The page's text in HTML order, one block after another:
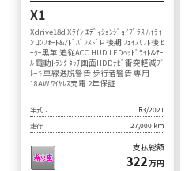
X1
Xdrive18d Xﾗｲﾝ ｴﾃﾞｨｼｮﾝｼﾞｮｲﾌﾟﾗｽ ﾊｲﾗｲ
ﾝ ｺﾝﾌｫｰﾄ&ｱﾄﾞﾊﾞﾝｽﾄﾞP 後期 ﾌｪｲｽﾘﾌﾄ後 ﾋ
ｰﾀｰ黒革 追従ACC HUD LEDﾍｯﾄﾞﾗｲﾄ&ﾃｰ
ﾙ 電動ﾄﾗﾝｸ ﾀｯﾁ画面HDDﾅﾋﾞ衝突軽減ﾌﾞ
ﾚｰｷ 車線逸脱警告 歩行者警告 専用
18AW ﾜｲﾔﾚｽ充電 2年保証
年式：
R3/2021
走行：
27,000 km
支払総額
322万円